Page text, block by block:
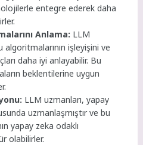
entegre ederek daha
Anlama: LLM
işleyişini ve
daha iyi anlayabilir. Bu
beklentilerine uygun
LLM uzmanları, yapay
uzmanlaşmıştır ve bu
yapay zeka odaklı
olabilirler.